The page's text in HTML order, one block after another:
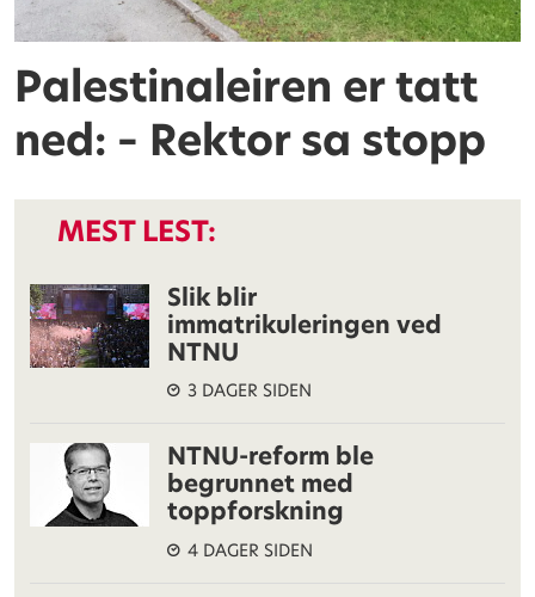
Palestinaleiren er tatt
ned: – Rektor sa stopp
MEST LEST:
Slik blir
immatrikuleringen ved
NTNU
3 DAGER SIDEN
NTNU-reform ble
begrunnet med
toppforskning
4 DAGER SIDEN